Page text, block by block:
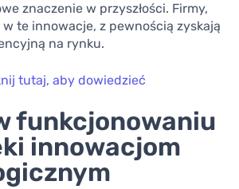
znaczenie w przyszłości. Firmy,
te innowacje, z pewnością zyskają
na rynku.
tutaj, aby dowiedzieć
funkcjonowaniu
innowacjom